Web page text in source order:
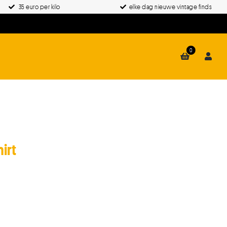
35 euro per kilo elke dag nieuwe vintage finds
0